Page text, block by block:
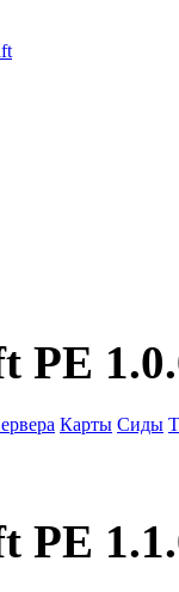
PE
Карты Сиды
PE